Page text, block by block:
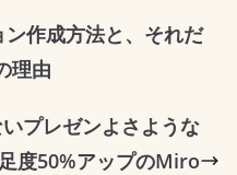
e
d
I
n
e
作成方法と、それだ
理由
プレゼンよさような
度50%アップのMiro